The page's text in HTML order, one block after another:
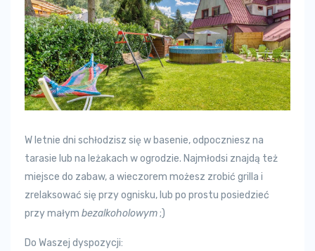
W letnie dni schłodzisz się w basenie, odpoczniesz na
tarasie lub na leżakach w ogrodzie. Najmłodsi znajdą też
miejsce do zabaw, a wieczorem możesz zrobić grilla i
zrelaksować się przy ognisku, lub po prostu posiedzieć
przy małym bezalkoholowym;)
Do Waszej dyspozycji: